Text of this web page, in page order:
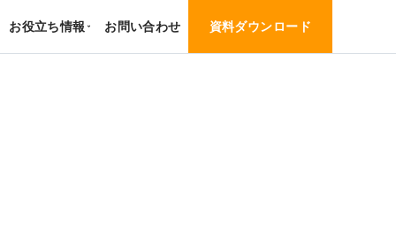
お役立ち情報 › お問い合わせ 資料ダウンロード